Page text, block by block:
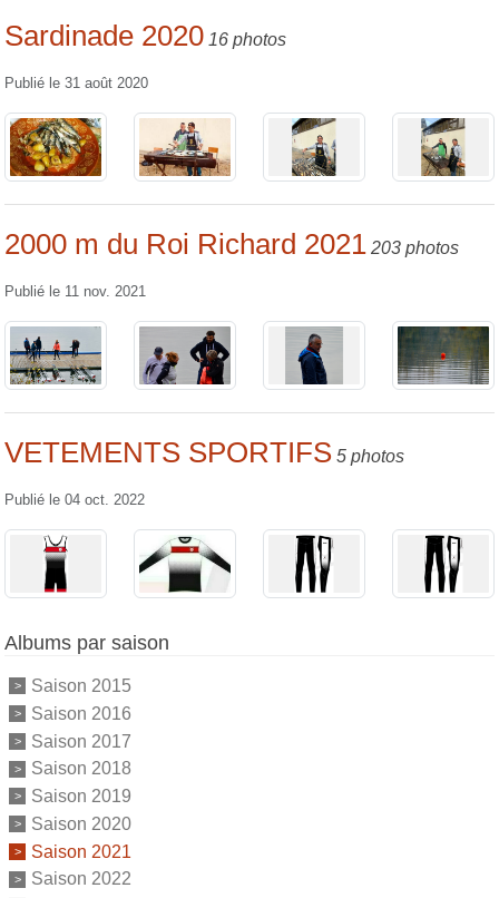
Sardinade 2020 16 photos
Publié le 31 août 2020
2000 m du Roi Richard 2021 203 photos
Publié le 11 nov. 2021
VETEMENTS SPORTIFS 5 photos
Publié le 04 oct. 2022
Albums par saison
Saison 2015
Saison 2016
Saison 2017
Saison 2018
Saison 2019
Saison 2020
Saison 2021
Saison 2022